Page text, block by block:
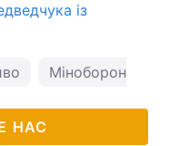
із
Міноборони
НАС